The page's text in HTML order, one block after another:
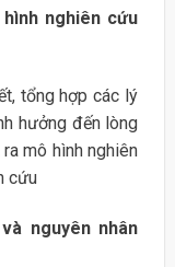
nghiên cứu
tổng hợp các lý
hưởng đến lòng
mô hình nghiên
cứu
nguyên nhân